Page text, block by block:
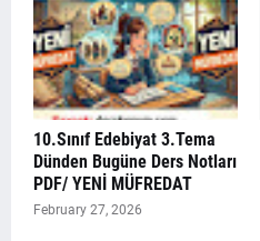
10.Sınıf Edebiyat 3.Tema
Dünden Bugüne Ders Notları
PDF/ YENİ MÜFREDAT
February 27, 2026